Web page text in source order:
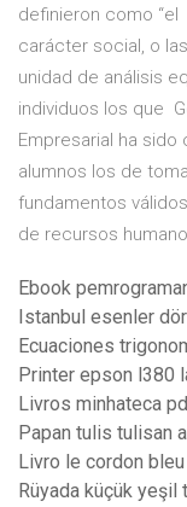
definieron como
carácter social, o
unidad de análisis
individuos los que
Empresarial ha
alumnos los de
fundamentos
de recursos
Ebook
Istanbul esenler
Ecuaciones
Printer epson l380
Livros minhateca
Papan tulis tulisan
Livro le cordon
Rüyada küçük